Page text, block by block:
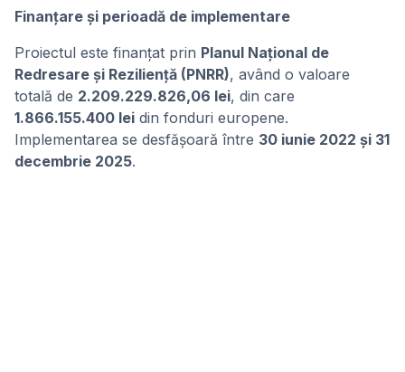
Finanțare și perioadă de implementare
Proiectul este finanțat prin Planul Național de
Redresare și Reziliență (PNRR), având o valoare
totală de 2.209.229.826,06 lei, din care
1.866.155.400 lei din fonduri europene.
Implementarea se desfășoară între 30 iunie 2022 și 31
decembrie 2025.